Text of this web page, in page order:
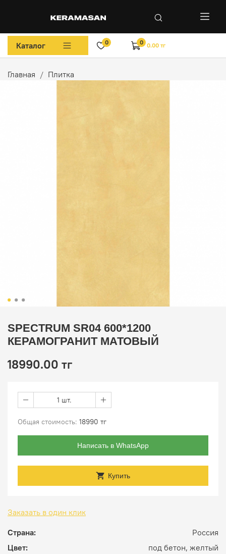
Каталог 0 0 0.00 тг
Главная Плитка
SPECTRUM SR04 600*1200
КЕРАМОГРАНИТ МАТОВЫЙ
18990.00 тг
1 шт.
Общая стоимость: 18990 тг
Написать в WhatsApp
Купить
Заказать в один клик
Страна:
Россия
Цвет:
под бетон, желтый